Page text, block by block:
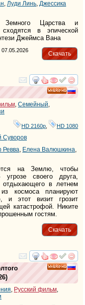
, Луди Линь, Джессика
Царства и
в эпической
Джеймса Вана
Скачать
смотреть
HD
, Семейный,
HD 2160р HD 1080
Суворов
Ревва, Елена Валюшкина,
на Землю, чтобы
угрозе своего друга,
отдыхающего в летнем
космоса планируют
и этот визит грозит
катастрофой. Никите
гостям.
Скачать
смотреть
, Русский фильм,